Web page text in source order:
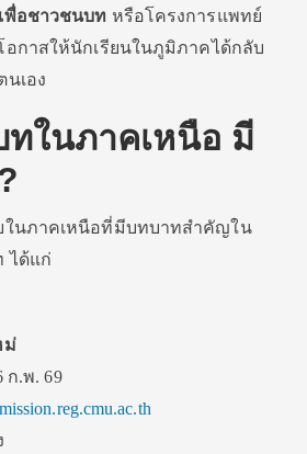
พื่อชาวชนบท หรือโครงการแพทย์
อกาสให้นักเรียนในภูมิภาคได้กลับ
นเอง
ในภาคเหนือ มี
ในภาคเหนือที่มีบทบาทสำคัญใน
ได้แก่
ม่
ก.พ. 69